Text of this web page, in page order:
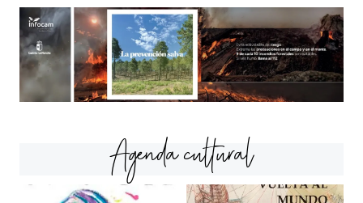
Agenda cultural